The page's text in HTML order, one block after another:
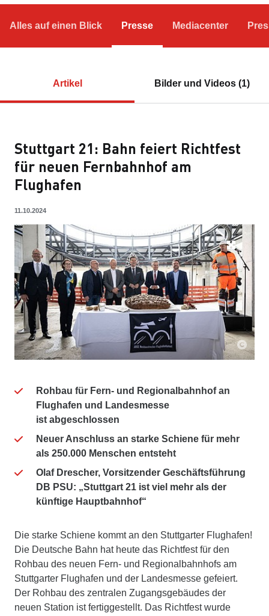
Alles auf einen Blick Presse Mediacenter
Artikel Bilder und Videos (1)
Stuttgart 21: Bahn feiert Richtfest
für neuen Fernbahnhof am
Flughafen
11.10.2024
Rohbau für Fern- und Regionalbahnhof an
Flughafen und Landesmesse
ist abgeschlossen
Neuer Anschluss an starke Schiene für mehr
als 250.000 Menschen entsteht
Olaf Drescher, Vorsitzender Geschäftsführung
DB PSU: „Stuttgart 21 ist viel mehr als der
künftige Hauptbahnhof“
Die starke Schiene kommt an den Stuttgarter Flughafen!
Die Deutsche Bahn hat heute das Richtfest für den
Rohbau des neuen Fern- und Regionalbahnhofs am
Stuttgarter Flughafen und der Landesmesse gefeiert.
Der Rohbau des zentralen Zugangsgebäudes der
neuen Station ist fertiggestellt. Das Richtfest wurde